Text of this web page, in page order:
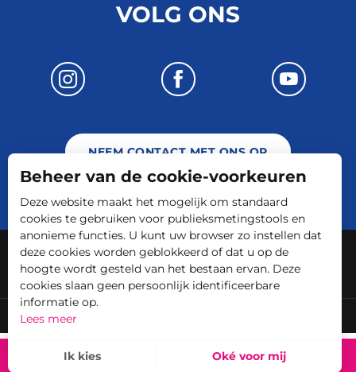
VOLG ONS
NEEM CONTACT MET ONS OP
Juridische informatie - Plattegrond -
ALGEMENE VOORWAARDEN
Engagements et labels
RESERVEERBAAR
Beheer van de cookie-voorkeuren
Deze website maakt het mogelijk om standaard
cookies te gebruiken voor publieksmetingstools en
anonieme functies. U kunt uw browser zo instellen dat
deze cookies worden geblokkeerd of dat u op de
hoogte wordt gesteld van het bestaan ervan. Deze
cookies slaan geen persoonlijk identificeerbare
informatie op.
Lees meer
Ik kies Oké voor mij